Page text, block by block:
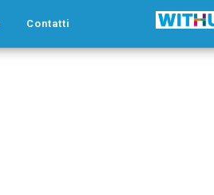
Contatti